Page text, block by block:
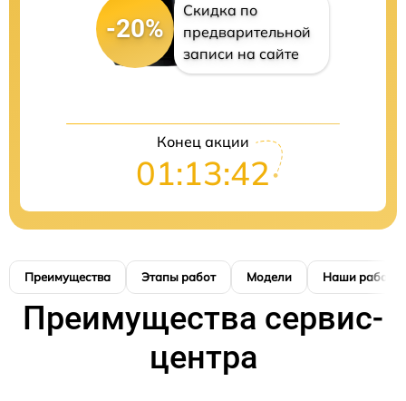
-20%
Скидка по
предварительной
записи на сайте
Конец акции
01:13:41
Преимущества Этапы работ Модели Наши работы
Преимущества сервис-
центра